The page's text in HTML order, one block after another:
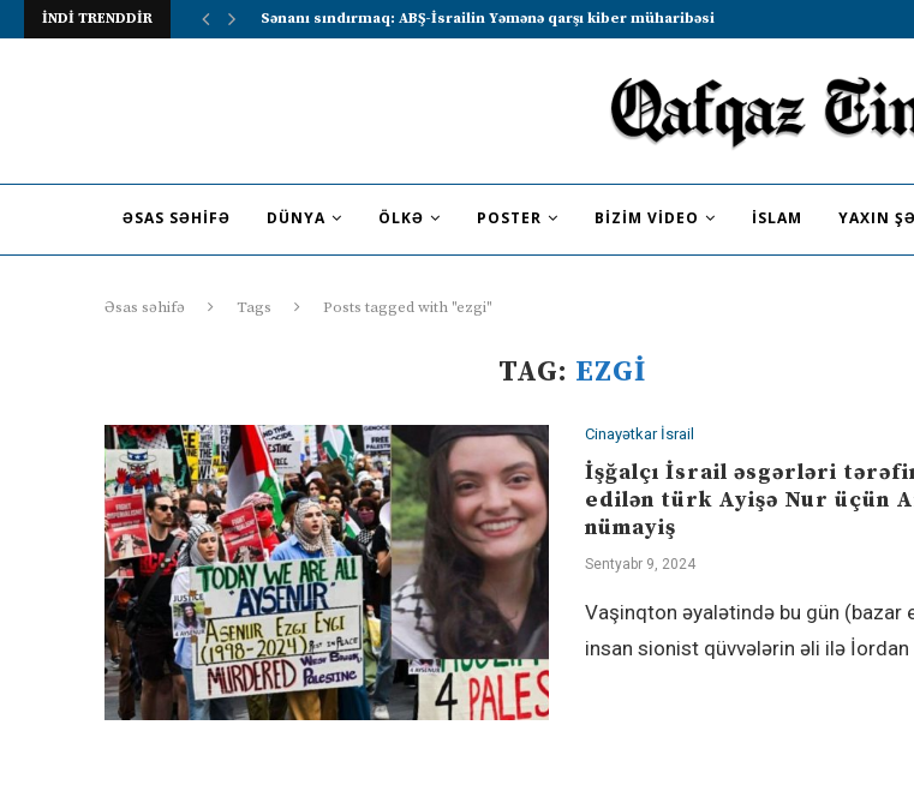
İNDİ TRENDDİR Sənanı sındırmaq: ABŞ-İsrailin Yəmənə qarşı kiber müharibəsi
ƏSAS SƏHIFƏ DÜNYA ÖLKƏ POSTER BIZIM VIDEO İSLAM YAXIN
Əsas səhifə Tags Posts tagged with "ezgi"
TAG: EZGI
Cinayətkar İsrail
İşğalçı İsrail əsgərləri
edilən türk Ayişə Nur üçün
nümayiş
Sentyabr 9, 2024
Vaşinqton əyalətində bu gün (bazar
insan sionist qüvvələrin əli ilə İordan